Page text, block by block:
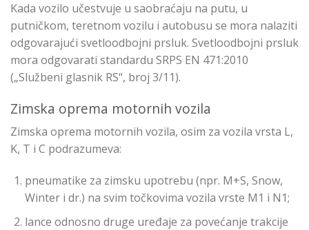
Kada vozilo učestvuje u saobraćaju na putu, u
putničkom, teretnom vozilu i autobusu se mora nalaziti
odgovarajući svetloodbojni prsluk. Svetloodbojni prsluk
mora odgovarati standardu SRPS EN 471:2010
(„Službeni glasnik RS“, broj 3/11).
Zimska oprema motornih vozila
Zimska oprema motornih vozila, osim za vozila vrsta L,
K, T i C podrazumeva:
pneumatike za zimsku upotrebu (npr. M+S, Snow,
Winter i dr.) na svim točkovima vozila vrste M1 i N1;
lance odnosno druge uređaje za povećanje trakcije